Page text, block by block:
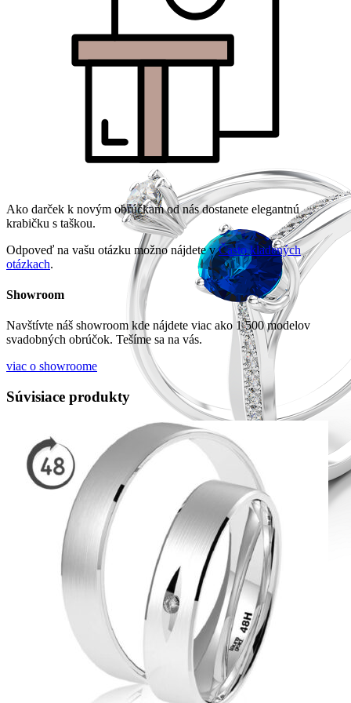
Zásnubné prstne z kolekcie Diamonds line.
Ako darček k novým obrúčkam od nás dostanete elegantnú
krabičku s taškou.
Odpoveď na vašu otázku možno nájdete vČasto kladených
otázkach.
Showroom
Navštívte náš showroom kde nájdete viac ako 1 500 modelov
svadobných obrúčok. Tešíme sa na vás.
viac o showroome
Súvisiace produkty